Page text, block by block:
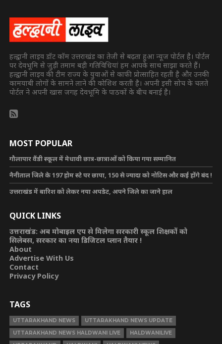
हल्द्वानी लाइव डॉट कॉम उत्तराखंड का तेजी से बढ़ता हुआ न्यूज पोर्टल है। पोर्टल
पर देवभूमि से जुड़ी तमाम बड़ी गतिविधियां हम आपके साथ साझा करते हैं।
हल्द्वानी लाइव की टीम राज्य के युवाओं से काफी प्रोत्साहित रहती है और उनकी
कामयाबी लोगों के सामने लाने की कोशिश करती है। अपनी इसी सोच के चलते
पोर्टल ने अपनी खास जगह देवभूमि के पाठकों के बीच बनाई है।
MOST POPULAR
गौलापार वैंडी स्कूल में मेधावी छात्र-छात्राओं को किया गया सम्मानित
नैनीताल जिले के 197 होम स्टे पर छापा, 150 से ज्यादा को नोटिस और कई होंगे बंद !
उत्तराखंड में बारिश को लेकर नया अपडेट, अपने जिले का जाने हाल
QUICK LINKS
उत्तराखंड: अब मोबाइल एप से मिलेगा सरकारी स्कूल शिक्षकों को
सिलेबस, सरकार का नया डिजिटल प्लान तैयार !
About
Advertise With Us
Contact
Privacy Policy
TAGS
UTTARAKHAND NEWS
UTTARAKHAND NEWS UPDATE
UTTARAKHAND NEWS HALDWANI LIVE
HALDWANILIVE